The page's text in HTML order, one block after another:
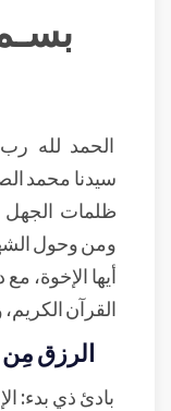
الحمد لله رب
سيدنا محمد
ظلمات الجهل
ومن وحول
أيها
القرآن
الرزق مِن
بادئ ذي بدء: